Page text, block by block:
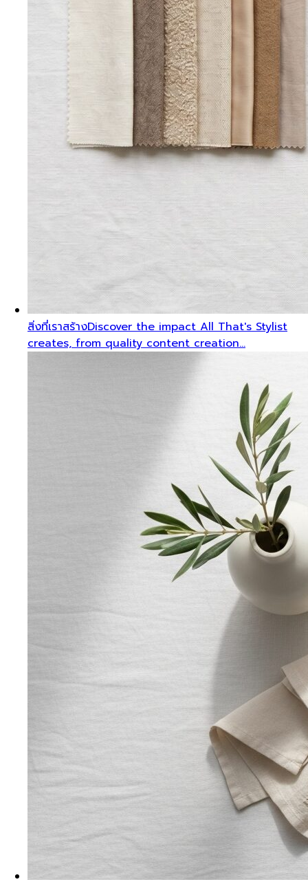
สิ่งที่เราสร้างDiscover the impact All That's Stylist
creates, from quality content creation…